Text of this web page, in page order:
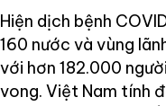
Hiện dịch bệnh
160 nước và vùng
với hơn 182.000
vong. Việt Nam tính